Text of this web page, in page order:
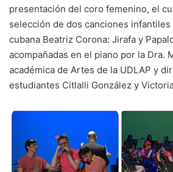
presentación del coro femenino, el
selección de dos canciones
cubana Beatriz Corona: Jirafa y
acompañadas en el piano por la Dra.
académica de Artes de la UDLAP y
estudiantes Citlalli González y